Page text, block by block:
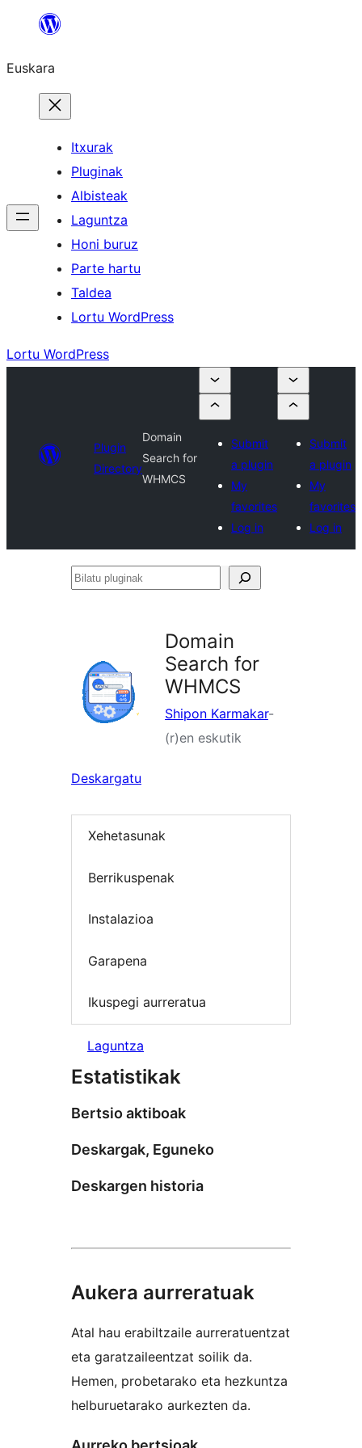
Euskara
Itxurak
Pluginak
Albisteak
Laguntza
Honi buruz
Parte hartu
Taldea
Lortu WordPress
Lortu WordPress
Plugin
Directory
Domain
Search for
WHMCS
Submit
a plugin
My
favorites
Log in
Submit
a plugin
My
favorites
Log in
Bilatu
Domain
Search for
WHMCS
Shipon Karmakar-
(r)en eskutik
Deskargatu
Xehetasunak
Berrikuspenak
Instalazioa
Garapena
Ikuspegi aurreratua
Laguntza
Estatistikak
Bertsio aktiboak
Deskargak, Eguneko
Deskargen historia
Aukera aurreratuak
Atal hau erabiltzaile aurreratuentzat
eta garatzaileentzat soilik da.
Hemen, probetarako eta hezkuntza
helburuetarako aurkezten da.